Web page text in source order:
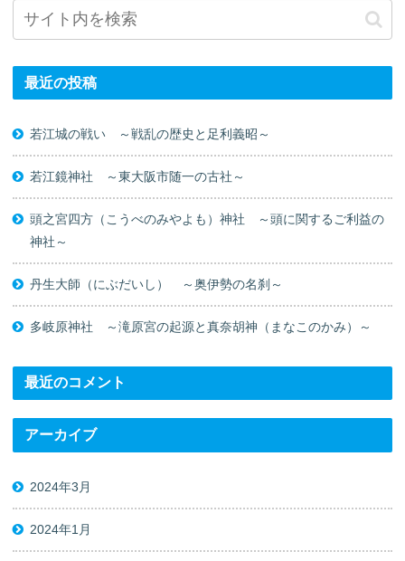
最近の投稿
若江城の戦い ～戦乱の歴史と足利義昭～
若江鏡神社 ～東大阪市随一の古社～
頭之宮四方（こうべのみやよも）神社 ～頭に関するご利益の
神社～
丹生大師（にぶだいし） ～奥伊勢の名刹～
多岐原神社 ～滝原宮の起源と真奈胡神（まなこのかみ）～
最近のコメント
アーカイブ
2024年3月
2024年1月